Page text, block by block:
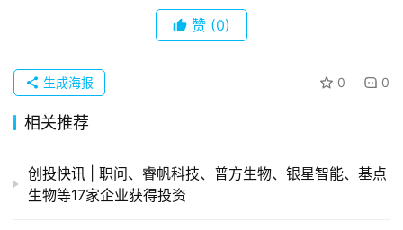
布
并
组
登录
投稿 赞 (0)
0 0
生成海报
相关推荐
创投快讯 | 职问、​睿帆科技、普方生物、银星智能、基点
生物等17家企业获得投资